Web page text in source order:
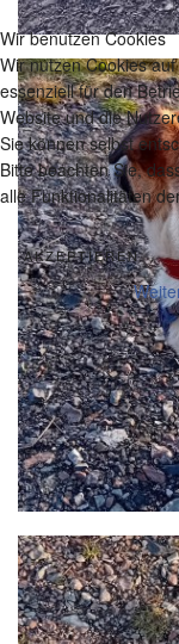
Wir benutzen Cookies
Wir nutzen Cookies
essenziell für den
Website und die
Sie können selbst
Bitte beachten Sie,
alle Funktionalitäten
AKZEPTIEREN